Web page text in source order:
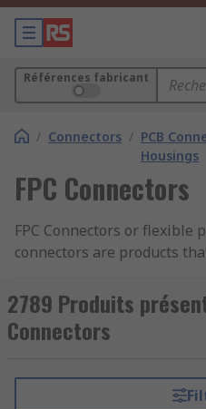
Références fabricant
/ Connectors / PCB
Housings
FPC Connectors
FPC Connectors or flexible
connectors are products
Flexible electronics, also
a technology for
mounting electronic
transparent conductive
2789 Produits
Connectors